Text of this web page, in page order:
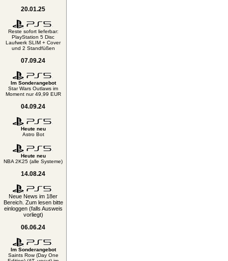
20.01.25
Reste sofort lieferbar:
PlayStation 5 Disc
Laufwerk SLIM + Cover
und 2 Standfüßen
07.09.24
Im Sonderangebot
Star Wars Outlaws im
Moment nur 49,99 EUR
04.09.24
Heute neu
Astro Bot
Heute neu
NBA 2K25 (alle Systeme)
14.08.24
Neue News im 18er
Bereich. Zum lesen bitte
einloggen (falls Ausweis
vorliegt)
06.06.24
Im Sonderangebot
Saints Row (Day One